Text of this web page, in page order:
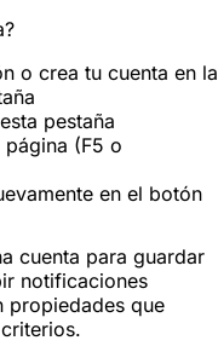
o crea tu cuenta en la
pestaña
página (F5 o
en el botón
cuenta para guardar
notificaciones
propiedades que